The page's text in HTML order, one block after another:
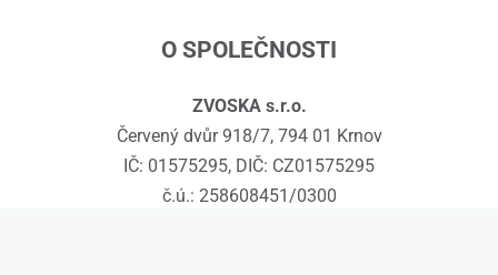
O SPOLEČNOSTI
ZVOSKA s.r.o.
Červený dvůr 918/7, 794 01 Krnov
IČ: 01575295, DIČ: CZ01575295
č.ú.: 258608451/0300